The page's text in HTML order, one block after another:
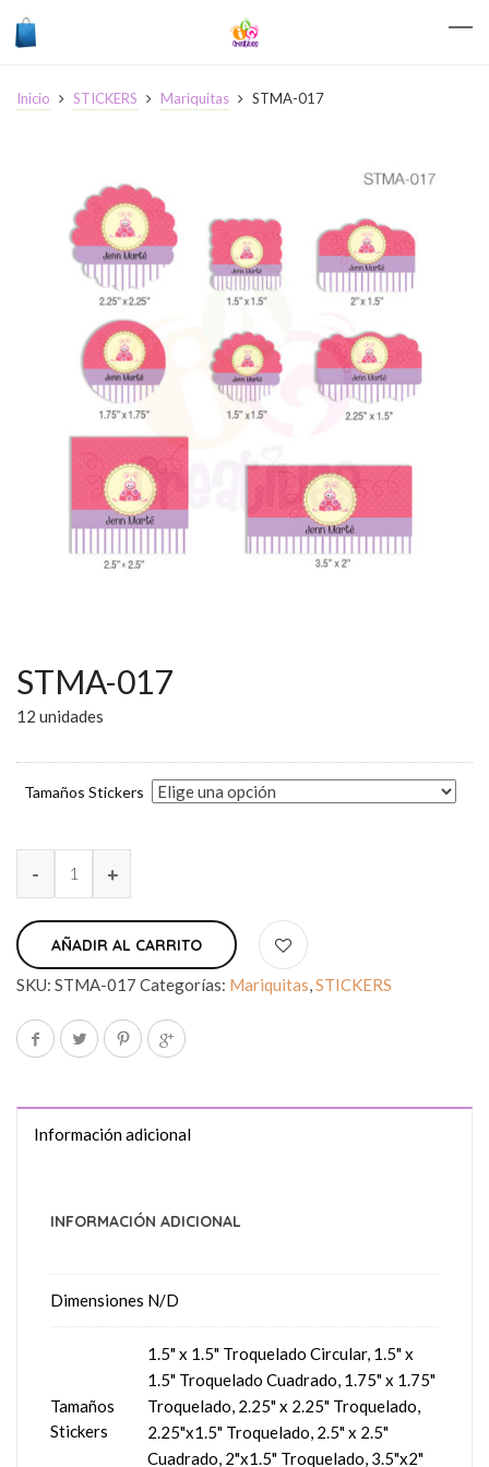
Inicio STICKERS Mariquitas STMA-017
STMA-017
12 unidades
Tamaños Stickers
AÑADIR AL CARRITO
SKU: STMA-017 Categorías: Mariquitas,STICKERS
Información adicional
INFORMACIÓN ADICIONAL
Dimensiones N/D
Tamaños
Stickers
1.5" x 1.5" Troquelado Circular, 1.5" x
1.5" Troquelado Cuadrado, 1.75" x 1.75"
Troquelado, 2.25" x 2.25" Troquelado,
2.25"x1.5" Troquelado, 2.5" x 2.5"
Cuadrado, 2"x1.5" Troquelado, 3.5"x2"